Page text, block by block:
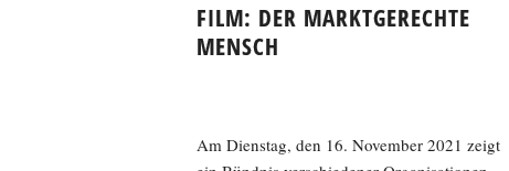
FILM: DER MARKTGERECHTE
MENSCH
Am Dienstag, den 16. November 2021 zeigt